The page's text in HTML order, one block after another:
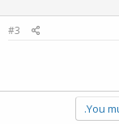
#3
You